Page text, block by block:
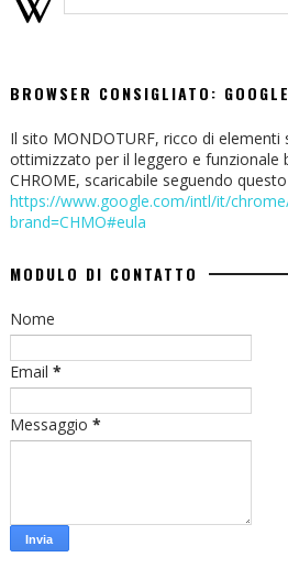
BROWSER CONSIGLIATO:
Il sito MONDOTURF, ricco di elementi
ottimizzato per il leggero e funzionale
CHROME, scaricabile seguendo
https://www.google.com/intl/it/
brand=CHMO#eula
MODULO DI CONTATTO
Nome
Email *
Messaggio *